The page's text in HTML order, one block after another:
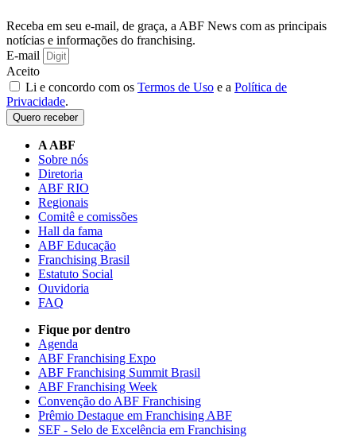
Receba em seu e-mail, de graça, a ABF News com as principais
notícias e informações do franchising.
E-mail
Aceito
Li e concordo com os Termos de Uso e a Política de
Privacidade.
Quero receber
A ABF
Sobre nós
Diretoria
ABF RIO
Regionais
Comitê e comissões
Hall da fama
ABF Educação
Franchising Brasil
Estatuto Social
Ouvidoria
FAQ
Fique por dentro
Agenda
ABF Franchising Expo
ABF Franchising Summit Brasil
ABF Franchising Week
Convenção do ABF Franchising
Prêmio Destaque em Franchising ABF
SEF - Selo de Excelência em Franchising